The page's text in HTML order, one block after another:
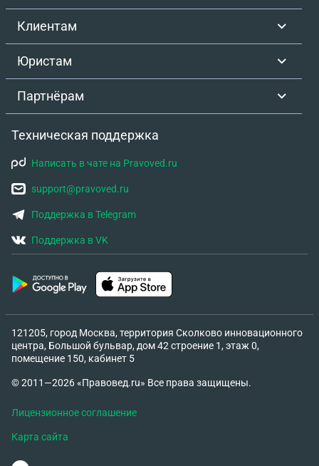
Клиентам
Юристам
Партнёрам
Техническая поддержка
Написать в чате на Pravoved.ru
support@pravoved.ru
Поддержка в Telegram
Поддержка в VK
121205, город Москва, территория Сколково инновационного
центра, Большой бульвар, дом 42 строение 1, этаж 0,
помещение 150, кабинет 5
© 2011—2026 «Правовед.ru» Все права защищены.
Лицензионное соглашение
Карта сайта